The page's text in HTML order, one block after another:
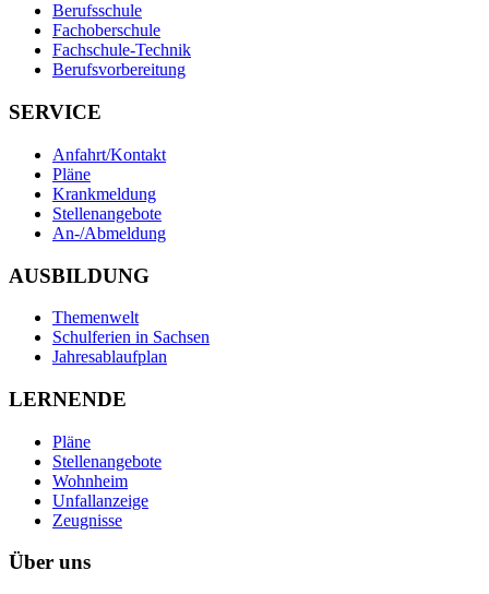
Berufsschule
Fachoberschule
Fachschule-Technik
Berufsvorbereitung
SERVICE
Anfahrt/Kontakt
Pläne
Krankmeldung
Stellenangebote
An-/Abmeldung
AUSBILDUNG
Themenwelt
Schulferien in Sachsen
Jahresablaufplan
LERNENDE
Pläne
Stellenangebote
Wohnheim
Unfallanzeige
Zeugnisse
Über uns